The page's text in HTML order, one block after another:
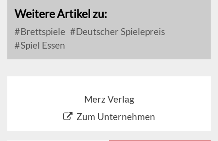
Weitere Artikel zu:
Brettspiele
Deutscher Spielepreis
Spiel Essen
Merz Verlag
Zum Unternehmen